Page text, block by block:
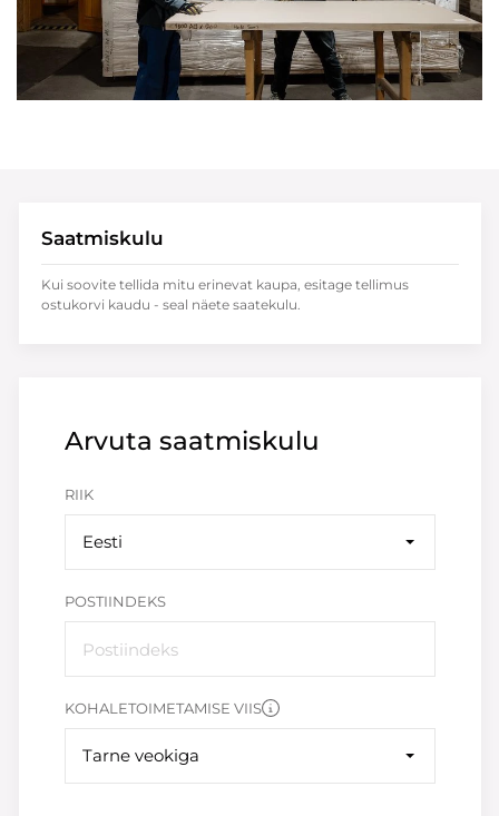
Arvuta saatmiskulu
RIIK
Eesti
POSTIINDEKS
KOHALETOIMETAMISE VIIS
Tarne veokiga
Saatmiskulu
Kui soovite tellida mitu erinevat kaupa, esitage tellimus
ostukorvi kaudu - seal näete saatekulu.